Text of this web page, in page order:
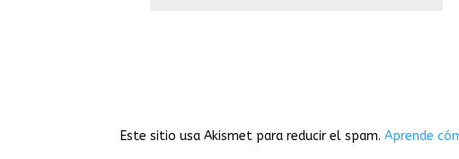
Este sitio usa Akismet para reducir el spam.Aprende